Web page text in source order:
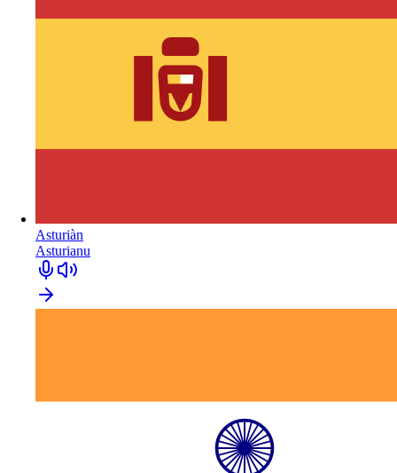
Asturiàn
Asturianu